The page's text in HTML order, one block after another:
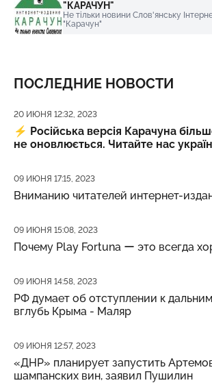
"КАРАЧУН"
Не тільки новини Слов'янську
"Карачун"
ПОСЛЕДНИЕ НОВОСТИ
Дата публикации
20 ИЮНЯ 12:32, 2023
⚡️ Російська версія Карачуна
не оновлюється. Читайте нас
Дата публикации
09 ИЮНЯ 17:15, 2023
Вниманию читателей интернет-
Дата публикации
09 ИЮНЯ 15:08, 2023
Почему Play Fortuna ー это всегда
Дата публикации
09 ИЮНЯ 14:58, 2023
РФ думает об отступлении к
вглубь Крыма - Маляр
Дата публикации
09 ИЮНЯ 12:57, 2023
«ДНР» планирует запустить
шампанских вин, заявил Пушилин